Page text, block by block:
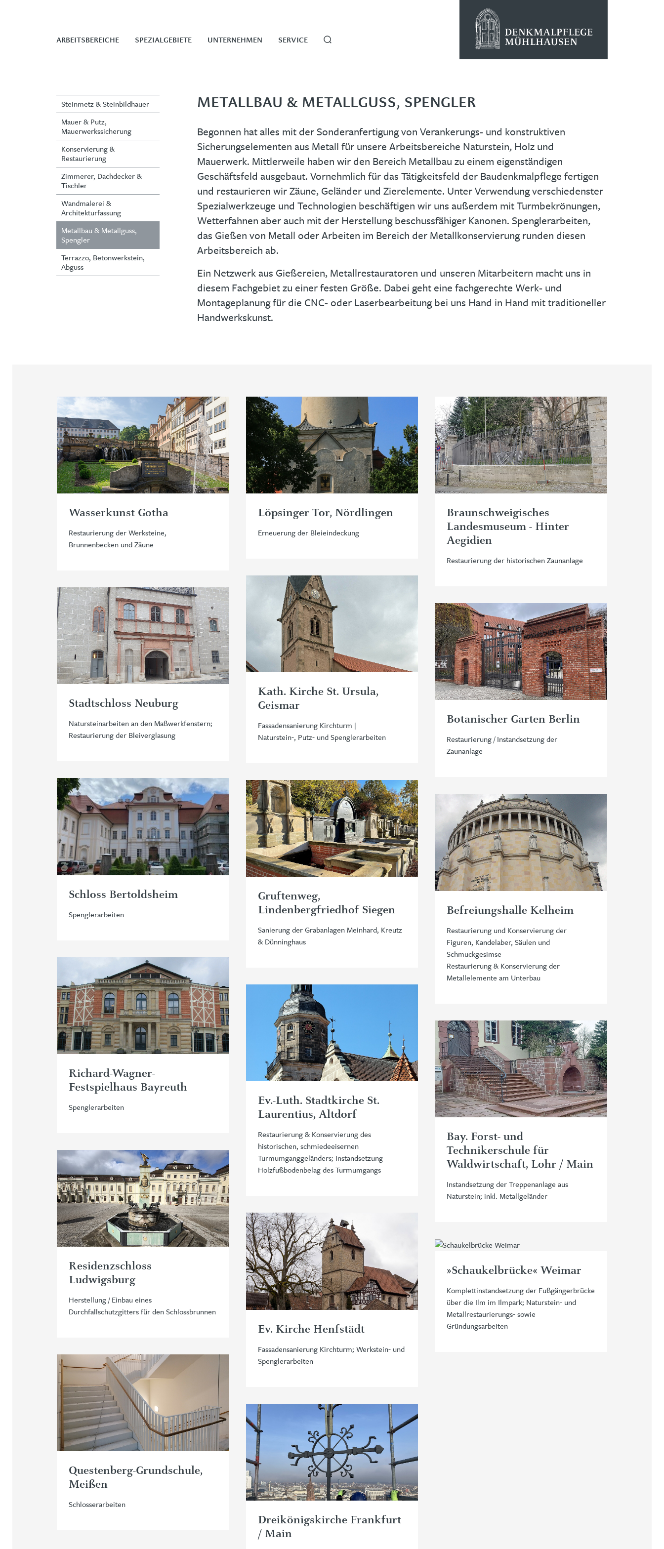
ARBEITSBEREICHE SPEZIALGEBIETE UNTERNEHMEN SERVICE
Steinmetz & Steinbildhauer
Mauer & Putz,
Mauerwerkssicherung
Konservierung &
Restaurierung
Zimmerer, Dachdecker &
Tischler
Wandmalerei &
Architekturfassung
Metallbau & Metallguss,
Spengler
Terrazzo, Betonwerkstein,
Abguss
METALLBAU & METALLGUSS, SPENGLER
Begonnen hat alles mit der Sonderanfertigung von Verankerungs- und konstruktiven
Sicherungselementen aus Metall für unsere Arbeitsbereiche Naturstein, Holz und
Mauerwerk. Mittlerweile haben wir den Bereich Metallbau zu einem eigenständigen
Geschäftsfeld ausgebaut. Vornehmlich für das Tätigkeitsfeld der Baudenkmalpflege fertigen
und restaurieren wir Zäune, Geländer und Zierelemente. Unter Verwendung verschiedenster
Spezialwerkzeuge und Technologien beschäftigen wir uns außerdem mit Turmbekrönungen,
Wetterfahnen aber auch mit der Herstellung beschussfähiger Kanonen. Spenglerarbeiten,
das Gießen von Metall oder Arbeiten im Bereich der Metallkonservierung runden diesen
Arbeitsbereich ab.
Ein Netzwerk aus Gießereien, Metallrestauratoren und unseren Mitarbeitern macht uns in
diesem Fachgebiet zu einer festen Größe. Dabei geht eine fachgerechte Werk- und
Montageplanung für die CNC- oder Laserbearbeitung bei uns Hand in Hand mit traditioneller
Handwerkskunst.
Wasserkunst Gotha
Restaurierung der Werksteine,
Brunnenbecken und Zäune
Stadtschloss Neuburg
Natursteinarbeiten an den Maßwerkfenstern;
Restaurierung der Bleiverglasung
Schloss Bertoldsheim
Spenglerarbeiten
Richard-Wagner-
Festspielhaus Bayreuth
Spenglerarbeiten
Residenzschloss
Ludwigsburg
Herstellung / Einbau eines
Durchfallschutzgitters für den Schlossbrunnen
Questenberg-Grundschule,
Meißen
Schlosserarbeiten
Löpsinger Tor, Nördlingen
Erneuerung der Bleieindeckung
Kath. Kirche St. Ursula,
Geismar
Fassadensanierung Kirchturm |
Naturstein-, Putz- und Spenglerarbeiten
Gruftenweg,
Lindenbergfriedhof Siegen
Sanierung der Grabanlagen Meinhard, Kreutz
& Dünninghaus
Ev.-Luth. Stadtkirche St.
Laurentius, Altdorf
Restaurierung & Konservierung des
historischen, schmiedeeisernen
Turmumganggeländers; Instandsetzung
Holzfußbodenbelag des Turmumgangs
Ev. Kirche Henfstädt
Fassadensanierung Kirchturm; Werkstein- und
Spenglerarbeiten
Dreikönigskirche Frankfurt
/ Main
Braunschweigisches
Landesmuseum - Hinter
Aegidien
Restaurierung der historischen Zaunanlage
Botanischer Garten Berlin
Restaurierung / Instandsetzung der
Zaunanlage
Befreiungshalle Kelheim
Restaurierung und Konservierung der
Figuren, Kandelaber, Säulen und
Schmuckgesimse
Restaurierung & Konservierung der
Metallelemente am Unterbau
Bay. Forst- und
Technikerschule für
Waldwirtschaft, Lohr / Main
Instandsetzung der Treppenanlage aus
Naturstein; inkl. Metallgeländer
»Schaukelbrücke« Weimar
Komplettinstandsetzung der Fußgängerbrücke
über die Ilm im Ilmpark; Naturstein- und
Metallrestaurierungs- sowie
Gründungsarbeiten